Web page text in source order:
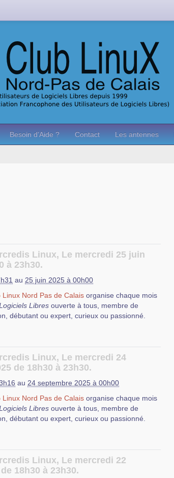
Besoin d’Aide ? Contact Les antennes
Linux, Le mercredi 25 juin
à 23h30.
au 25 juin 2025 à 00h00
Linux Nord Pas de Calais organise chaque mois
Libres ouverte à tous, membre de
débutant ou expert, curieux ou passionné.
vous pourrez trouver des réponses aux
vous posez au sujet du Logiciel Libre, ainsi que
vos problèmes d’installation, de
de Logiciels Libres.
votre ordinateur, afin que les autres
des ateliers, des initiations, des
des démonstrations, de l’entraide abordant
Linux, Le mercredi 24
de 18h30 à 23h30.
au 24 septembre 2025 à 00h00
Linux Nord Pas de Calais organise chaque mois
Libres ouverte à tous, membre de
débutant ou expert, curieux ou passionné.
Linux, Le mercredi 22
18h30 à 23h30.